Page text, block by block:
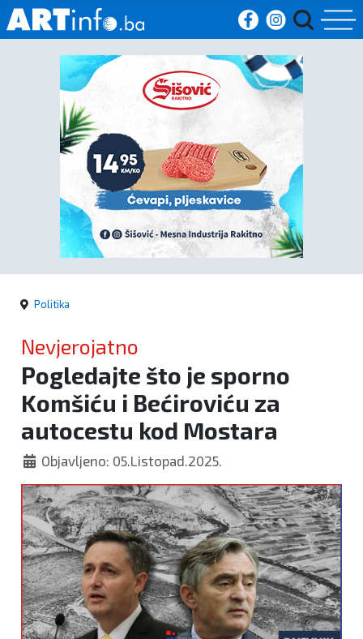
Početna
Vijesti
Sport
Kultura
Crna
kronika
Politika
Zanimljivosti
Politika
Nevjerojatno
Pogledajte što je sporno
Komšiću i Bećiroviću za
autocestu kod Mostara
Objavljeno: 05.Listopad.2025.